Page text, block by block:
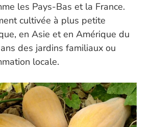
les Pays-Bas et la France.
cultivée à plus petite
en Asie et en Amérique du
des jardins familiaux ou
locale.